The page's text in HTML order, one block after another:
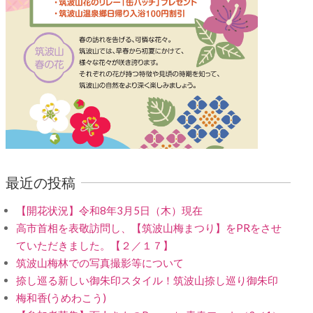
最近の投稿
【開花状況】令和8年3月5日（木）現在
高市首相を表敬訪問し、【筑波山梅まつり】をPRをさせ
ていただきました。【２／１７】
筑波山梅林での写真撮影等について
捺し巡る新しい御朱印スタイル！筑波山捺し巡り御朱印
梅和香(うめわこう)